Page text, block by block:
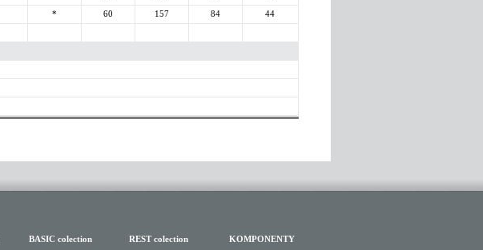
* 60 157 84 44
BASIC colection REST colection KOMPONENTY